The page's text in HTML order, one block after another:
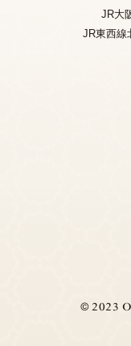
JR大
JR東西線
© 2023